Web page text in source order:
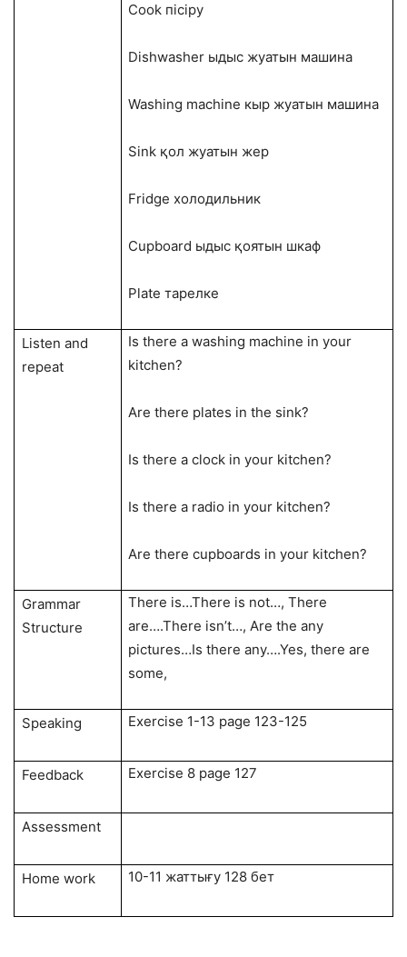
Cook пісіру
Dishwasher ыдыс жуатын машина
Washing machine кыр жуатын машина
Sink қол жуатын жер
Fridge холодильник
Cupboard ыдыс қоятын шкаф
Plate тарелке
Listen and
repeat
Is there a washing machine in your
kitchen?
Are there plates in the sink?
Is there a clock in your kitchen?
Is there a radio in your kitchen?
Are there cupboards in your kitchen?
Grammar
Structure
There is…There is not…, There
are….There isn’t…, Are the any
pictures…Is there any….Yes, there are
some,
Speaking Exercise 1-13 page 123-125
Feedback Exercise 8 page 127
Assessment
Home work 10-11 жаттығу 128 бет